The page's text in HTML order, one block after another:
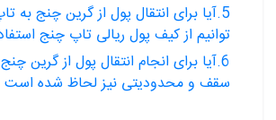
5.آیا برای انتقال پول از گرین چنج
توانیم از کیف پول ریالی تاپ چنج
6.آیا برای انجام انتقال پول از گرین
سقف و محدودیتی نیز لحاظ شده است